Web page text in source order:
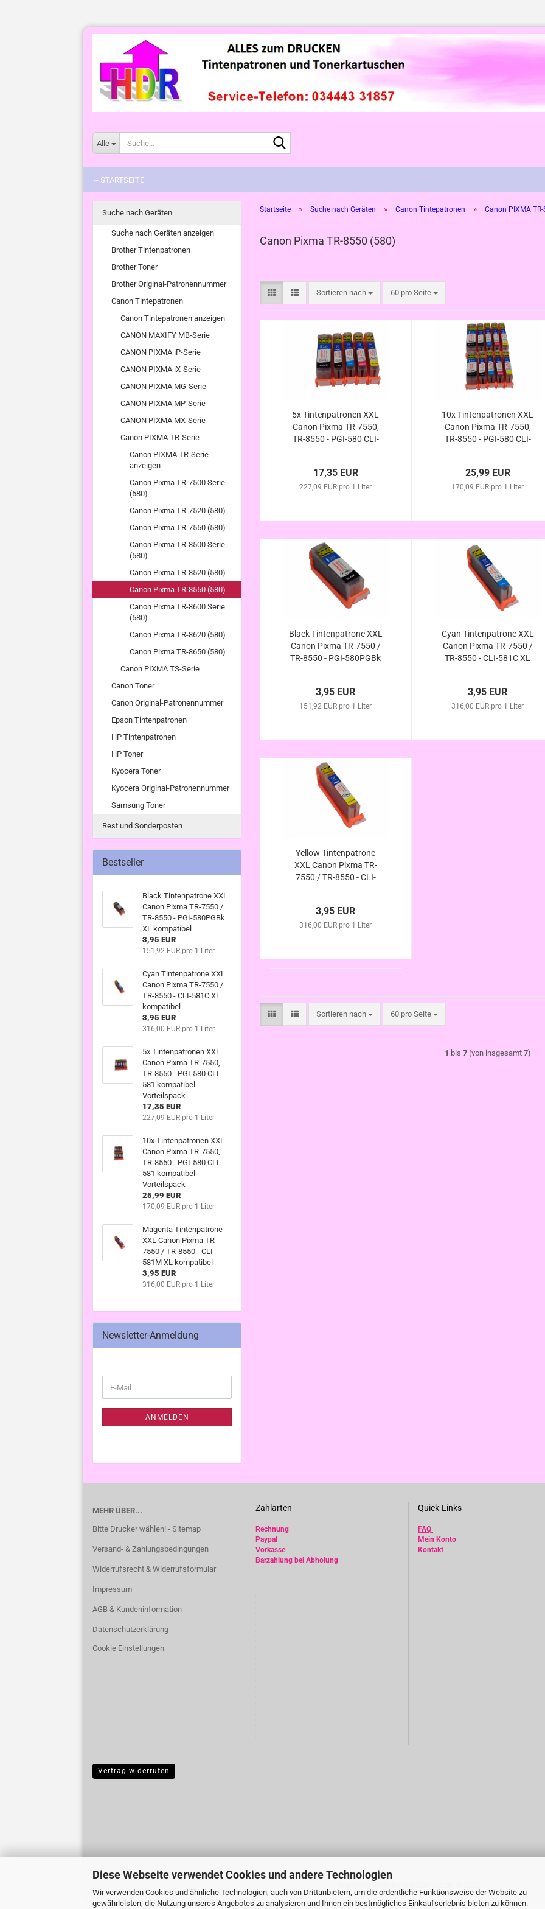
Diese Webseite verwendet Cookies und andere Technologien
Wir verwenden Cookies und ähnliche Technologien, auch von Drittanbietern, um die ordentliche Funktionsweise der Website zu
gewährleisten, die Nutzung unseres Angebotes zu analysieren und Ihnen ein bestmögliches Einkaufserlebnis bieten zu können.
Alle
-- STARTSEITE
Startseite » Suche nach Geräten » Canon Tintepatronen » Canon PIXMA TR-
Canon Pixma TR-8550 (580)
Sortieren nach
Sortieren nach 60 pro Seite
pro Seite
5x Tintenpatronen XXL
Canon Pixma TR-7550,
TR-8550 - PGI-580 CLI-
17,35 EUR
227,09 EUR pro 1 Liter
10x Tintenpatronen XXL
Canon Pixma TR-7550,
TR-8550 - PGI-580 CLI-
25,99 EUR
170,09 EUR pro 1 Liter
Black Tintenpatrone XXL
Canon Pixma TR-7550 /
TR-8550 - PGI-580PGBk
3,95 EUR
151,92 EUR pro 1 Liter
Cyan Tintenpatrone XXL
Canon Pixma TR-7550 /
TR-8550 - CLI-581C XL
3,95 EUR
316,00 EUR pro 1 Liter
Yellow Tintenpatrone
XXL Canon Pixma TR-
7550 / TR-8550 - CLI-
3,95 EUR
316,00 EUR pro 1 Liter
Sortieren nach
Sortieren nach 60 pro Seite
pro Seite
1 bis 7 (von insgesamt 7)
Suche nach Geräten
Suche nach Geräten anzeigen
Brother Tintenpatronen
Brother Toner
Brother Original-Patronennummer
Canon Tintepatronen
Canon Tintepatronen anzeigen
CANON MAXIFY MB-Serie
CANON PIXMA iP-Serie
CANON PIXMA iX-Serie
CANON PIXMA MG-Serie
CANON PIXMA MP-Serie
CANON PIXMA MX-Serie
Canon PIXMA TR-Serie
Canon PIXMA TR-Serie
anzeigen
Canon Pixma TR-7500 Serie
(580)
Canon Pixma TR-7520 (580)
Canon Pixma TR-7550 (580)
Canon Pixma TR-8500 Serie
(580)
Canon Pixma TR-8520 (580)
Canon Pixma TR-8550 (580)
Canon Pixma TR-8600 Serie
(580)
Canon Pixma TR-8620 (580)
Canon Pixma TR-8650 (580)
Canon PIXMA TS-Serie
Canon Toner
Canon Original-Patronennummer
Epson Tintenpatronen
HP Tintenpatronen
HP Toner
Kyocera Toner
Kyocera Original-Patronennummer
Samsung Toner
Rest und Sonderposten
Bestseller
Black Tintenpatrone XXL
Canon Pixma TR-7550 /
TR-8550 - PGI-580PGBk
XL kompatibel
3,95 EUR
151,92 EUR pro 1 Liter
Cyan Tintenpatrone XXL
Canon Pixma TR-7550 /
TR-8550 - CLI-581C XL
kompatibel
3,95 EUR
316,00 EUR pro 1 Liter
5x Tintenpatronen XXL
Canon Pixma TR-7550,
TR-8550 - PGI-580 CLI-
581 kompatibel
Vorteilspack
17,35 EUR
227,09 EUR pro 1 Liter
10x Tintenpatronen XXL
Canon Pixma TR-7550,
TR-8550 - PGI-580 CLI-
581 kompatibel
Vorteilspack
25,99 EUR
170,09 EUR pro 1 Liter
Magenta Tintenpatrone
XXL Canon Pixma TR-
7550 / TR-8550 - CLI-
581M XL kompatibel
3,95 EUR
316,00 EUR pro 1 Liter
Newsletter-Anmeldung
ZUR
ANMELDUNG
E-
Mail
ANMELDEN
MEHR ÜBER...
Bitte Drucker wählen! - Sitemap
Versand- & Zahlungsbedingungen
Widerrufsrecht & Widerrufsformular
Impressum
AGB & Kundeninformation
Datenschutzerklärung
Cookie Einstellungen
Zahlarten
Rechnung
Paypal
Vorkasse
Barzahlung bei Abholung
Quick-Links
FAQ
Mein Konto
Kontakt
Vertrag widerrufen